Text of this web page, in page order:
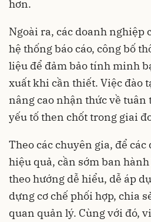
hơn.
Ngoài ra, các doanh nghiệp
hệ thống báo cáo, công bố
liệu để đảm bảo tính minh
xuất khi cần thiết. Việc đào
nâng cao nhận thức về tuân
yếu tố then chốt trong giai
Theo các chuyên gia, để
hiệu quả, cần sớm ban
theo hướng dễ hiểu, dễ áp
dựng cơ chế phối hợp, chia
quan quản lý. Cùng với đó,